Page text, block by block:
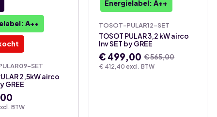
A++
SET
BTW
2,5kW airco
GREE
Energielabel: A++
TOSOT-PULAR12-SET
€ 412,40 excl. BTW
TOSOT PULAR 3,2 kW airco
Inv SET by GREE
€565,00
Oorspronkelijke
prijs
€ 499,00
Huidige
prijs